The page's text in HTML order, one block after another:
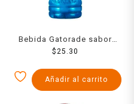
Bebida Gatorade sabor
moras 600 ml
$25.30
Añadir al carrito